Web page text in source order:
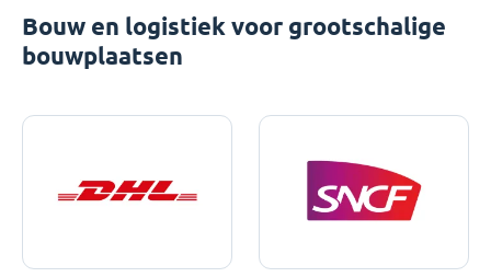
Bouw en logistiek voor grootschalige
bouwplaatsen